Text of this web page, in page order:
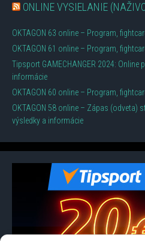
ONLINE VYSIELANIE
OKTAGON 63 online – Program,
OKTAGON 61 online – Program,
Tipsport GAMECHANGER 2024: Online
informácie
OKTAGON 60 online – Program,
OKTAGON 58 online – Zápas (odveta)
výsledky a informácie